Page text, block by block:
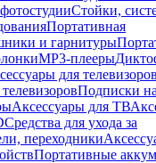
Стойки,
Портативная
и гарнитуры
MP3-плееры
для телевизоров
Подписки
Аксессуары для ТВ
Средства для ухода за
переходники
Портативные